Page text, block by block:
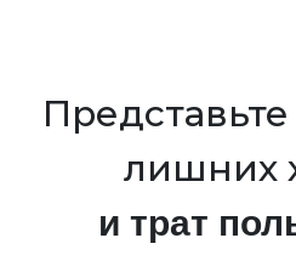
лишних
и трат